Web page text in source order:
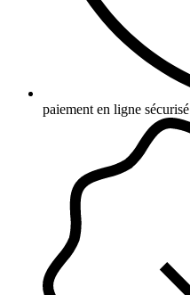
paiement en ligne sécurisé